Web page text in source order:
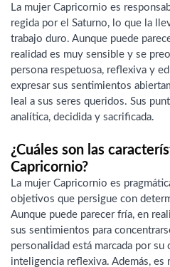
La mujer Capricornio es
regida por el Saturno, lo que la
trabajo duro. Aunque puede
realidad es muy sensible y se
persona respetuosa, reflexiva y
expresar sus sentimientos
leal a sus seres queridos. Sus
analítica, decidida y sacrificada.
¿Cuáles son las
Capricornio?
La mujer Capricornio es
objetivos que persigue con
Aunque puede parecer fría, en
sus sentimientos para
personalidad está marcada por su
inteligencia reflexiva. Además, es